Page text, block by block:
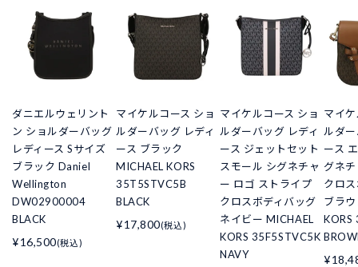
ダニエルウェリント
ン ショルダーバッグ
レディース Sサイズ
ブラック Daniel
Wellington
DW02900004
BLACK
¥16,500(税込)
マイケルコース ショ
ルダーバッグ レディ
ース ブラック
MICHAEL KORS
35T5STVC5B
BLACK
¥17,800(税込)
マイケルコース ショ
ルダーバッグ レディ
ース ジェットセット
スモール シグネチャ
ー ロゴ ストライプ
クロスボディバッグ
ネイビー MICHAEL
KORS 35F5STVC5K
NAVY
マイ
ルダ
ース
グネ
クロ
ブラ
KORS